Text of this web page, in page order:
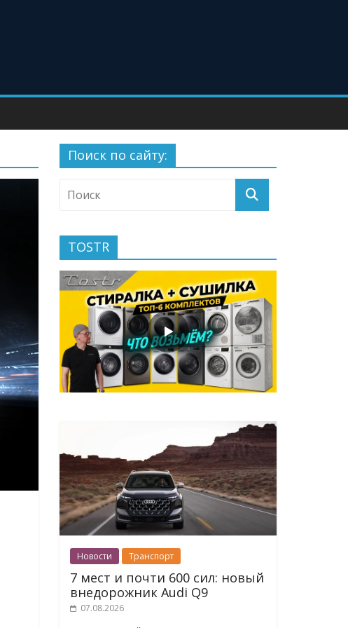
Поиск по сайту:
TOSTR
Новости Транспорт
7 мест и почти 600 сил: новый
внедорожник Audi Q9
07.08.2026